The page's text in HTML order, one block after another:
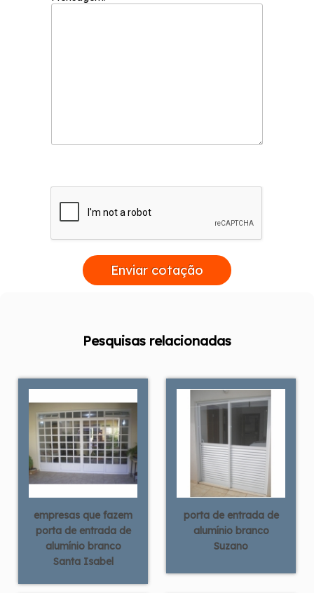
Enviar cotação
Pesquisas relacionadas
empresas que fazem
porta de entrada de
alumínio branco
Santa Isabel
porta de entrada de
alumínio branco
Suzano